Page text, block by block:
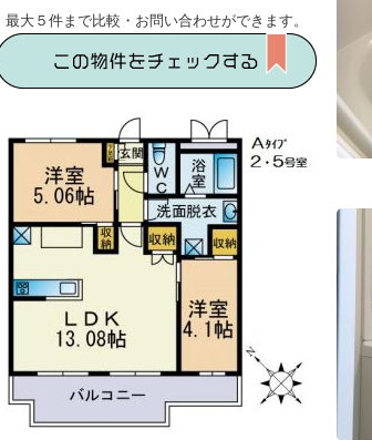
最大５件まで比較・お問い合わせができます。